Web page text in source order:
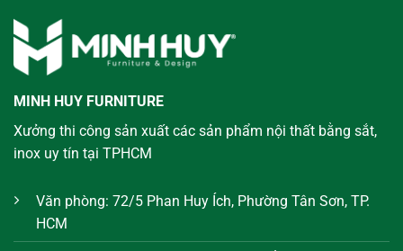
MINH HUY FURNITURE
Xưởng thi công sản xuất các sản phẩm nội thất bằng sắt,
inox uy tín tại TPHCM
Văn phòng: 72/5 Phan Huy Ích, Phường Tân Sơn, TP.
HCM